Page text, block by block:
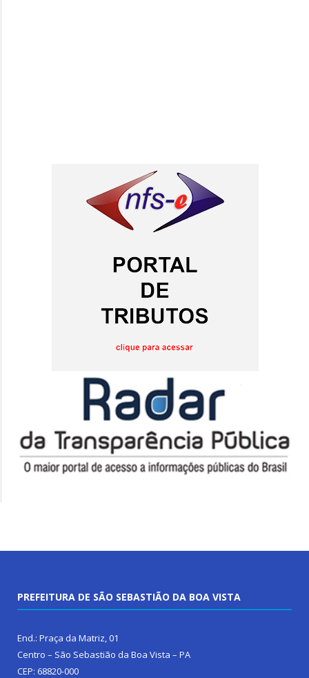
PREFEITURA DE SÃO SEBASTIÃO DA BOA VISTA
End.: Praça da Matriz, 01
Centro – São Sebastião da Boa Vista – PA
CEP: 68820-000